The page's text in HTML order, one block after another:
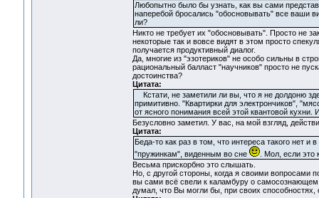
Любопытно было бы узнать, как вы сами
наперебой бросались "обосновывать" все ваши
ли?
Никто не требует их "обосновывать". Просто не
некоторые так и вовсе видят в этом просто
получается продуктивный диалог.
Да, многие из "эзотериков" не особо сильны в
рациональный балласт "научников" просто не
достоинства?
Цитата:
Кстати, не заметили ли вы, что я не долдоню
примитивно. "Квартирки для электрончиков",
от ясного понимания всей этой квантовой
Безусловно заметил. У вас, на мой взгляд,
Цитата:
Беда-то как раз в том, что интереса такого нет
"пружинкам", виденным во сне
. Мол, если это
Весьма прискорбно это слышать.
Но, с другой стороны, когда я своими вопросами
вы сами всё свели к каламбуру о самосознающем
думал, что Вы могли бы, при своих способностях,